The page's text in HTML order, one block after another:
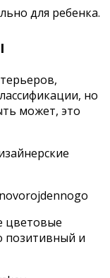
для ребенка.
но
может, это
цветовые
позитивный и